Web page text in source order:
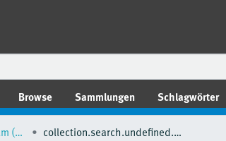
Browse Sammlungen Schlagwörter
Nationales Begleitgremium (NBG) collection.search.undefined.breadcrumbs